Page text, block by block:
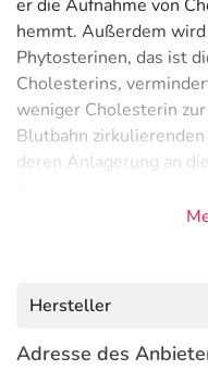
er die Aufnahme von
hemmt. Außerdem
Phytosterinen, das ist
Cholesterins,
weniger Cholesterin
Blutbahn
deren Anlagerung an
Nahrungsbestandteilen
herbeigeführten
Körperzellen wird im
Hersteller
Adresse des